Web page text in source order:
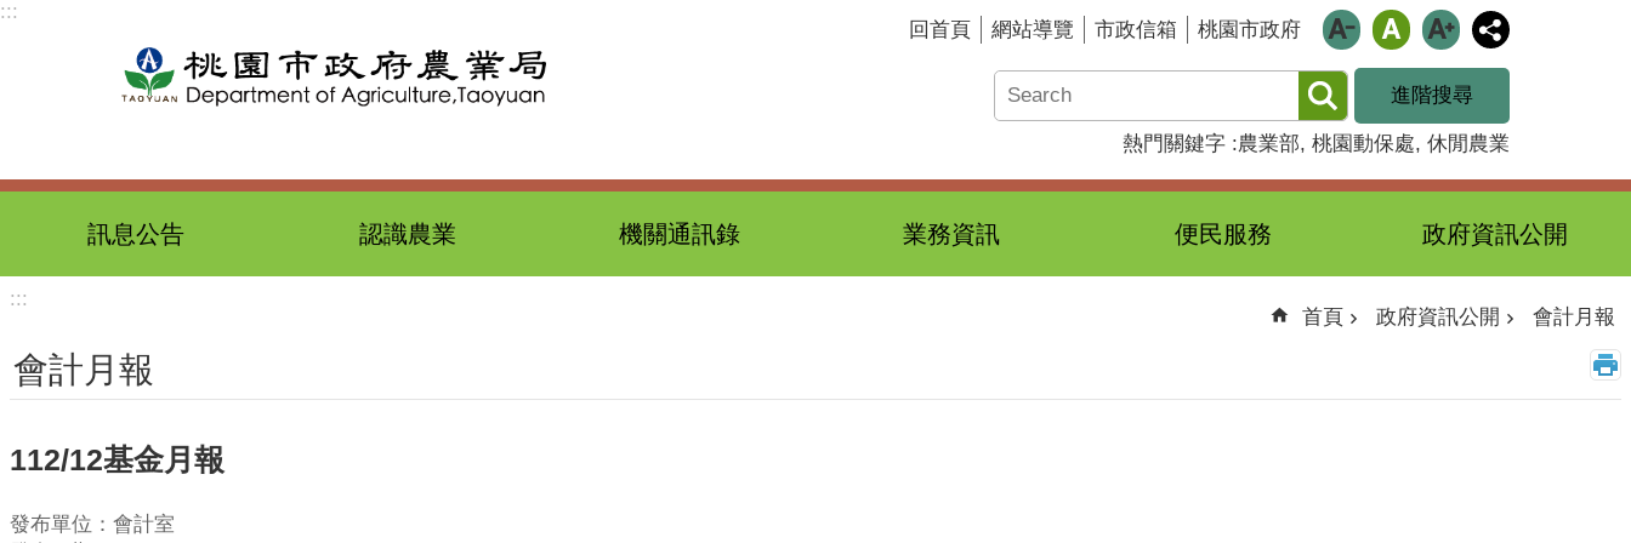
跳到主要內容區塊
:::
回首頁 網站導覽 市政信箱 桃園市政府
進階搜尋
熱門關鍵字 農業部 桃園動保處 休閒農業
訊息公告 認識農業 機關通訊錄 業務資訊 便民服務 政府資訊公開
:::
首頁 政府資訊公開 會計月報
會計月報
112/12基金月報
發布單位：會計室